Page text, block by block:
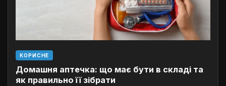
КОРИСНЕ
Домашня аптечка: що має бути в складі та
як правильно її зібрати